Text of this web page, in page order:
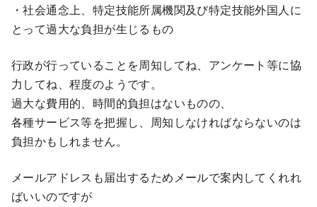
・社会通念上、特定技能所属機関及び特定技能外国人に
とって過大な負担が生じるもの
行政が行っていることを周知してね、アンケート等に協
力してね、程度のようです。
過大な費用的、時間的負担はないものの、
各種サービス等を把握し、周知しなければならないのは
負担かもしれません。
メールアドレスも届出するためメールで案内してくれれ
ばいいのですが